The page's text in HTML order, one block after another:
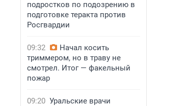
подростков по подозрению в
подготовке теракта против
Росгвардии
09:32
Начал косить
триммером, но в траву не
смотрел. Итог — факельный
пожар
09:20 Уральские врачи